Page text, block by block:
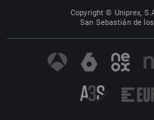
Copyright © Uniprex,
San Sebastián de